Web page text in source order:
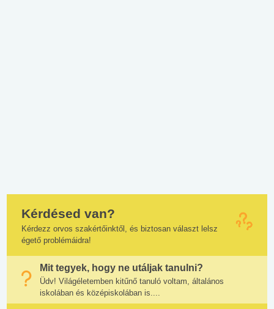
Kérdésed van?
Kérdezz orvos szakértőinktől, és biztosan választ lelsz
égető problémáidra!
Mit tegyek, hogy ne utáljak tanulni?
Üdv! Világéletemben kitűnő tanuló voltam, általános
iskolában és középiskolában is....